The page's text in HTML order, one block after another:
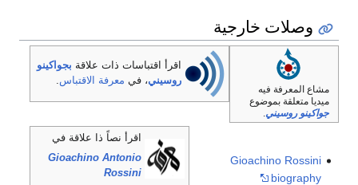
وصلات خارجية
اقرأ اقتباسات ذات علاقة بجواكينو
روسيني، في معرفة الاقتباس
مشاع المعرفة فيه
ميديا متعلقة بموضوع
جواكينو روسيني
اقرأ نصاً ذا علاقة في
Gioachino Antonio
Rossini
Gioachino Rossini
biography